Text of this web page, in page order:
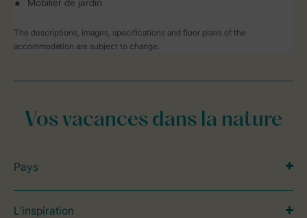
Mobilier de jardin
The descriptions, images, specifications and floor plans of the
accommodation are subject to change.
Vos vacances dans la nature
Pays
L’inspiration